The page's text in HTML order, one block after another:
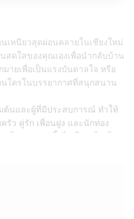
เหนียวสุดผ่อนคลายในเชียงใหม่
สดใสของคุณเองเพื่อนำกลับบ้าน
ายเพื่อเป็นแรงบันดาลใจ หรือ
ใครในบรรยากาศที่สนุกสนาน
ต้นและผู้ที่มีประสบการณ์ ทำให้
รัว คู่รัก เพื่อนฝูง และนักท่อง
เด็กอายุ 4 ปีขึ้นไป โดยเด็กเล็ก
วย
ชั่วโมง และผู้เข้าร่วมสามารถ
ตนเอง